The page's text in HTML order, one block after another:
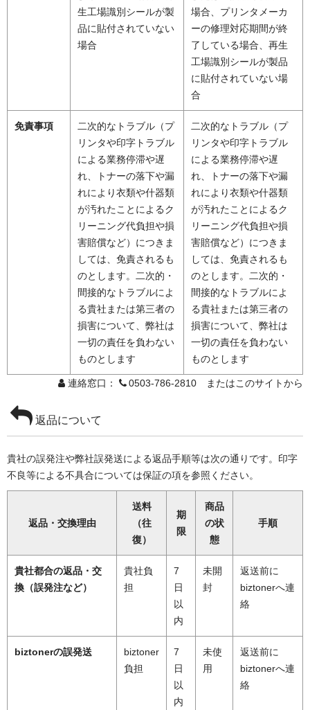
生工場識別シールが製
品に貼付されていない
場合
場合、プリンタメーカ
ーの修理対応期間が終
了している場合、再生
工場識別シールが製品
に貼付されていない場
合
免責事項
二次的なトラブル（プ
リンタや印字トラブル
による業務停滞や遅
れ、トナーの落下や漏
れにより衣類や什器類
が汚れたことによるク
リーニング代負担や損
害賠償など）につきま
しては、免責されるも
のとします。二次的・
間接的なトラブルによ
る貴社または第三者の
損害について、弊社は
一切の責任を負わない
ものとします
二次的なトラブル（プ
リンタや印字トラブル
による業務停滞や遅
れ、トナーの落下や漏
れにより衣類や什器類
が汚れたことによるク
リーニング代負担や損
害賠償など）につきま
しては、免責されるも
のとします。二次的・
間接的なトラブルによ
る貴社または第三者の
損害について、弊社は
一切の責任を負わない
ものとします
連絡窓口： 0503-786-2810 またはこのサイトから
返品について
貴社の誤発注や弊社誤発送による返品手順等は次の通りです。印字
不良等による不具合については保証の項を参照ください。
返品・交換理由
送料
（往
復）
期
限
商品
の状
態
手順
貴社都合の返品・交
換（誤発注など）
貴社負
担
7
日
以
内
未開
封
返送前に
biztonerへ連
絡
biztonerの誤発送
biztoner
負担
7
日
以
内
未使
用
返送前に
biztonerへ連
絡